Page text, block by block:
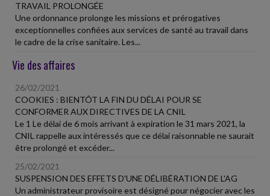
TRAVAIL PROLONGÉE
Une ordonnance prolonge les missions et prérogatives
exceptionnelles confiées aux services de santé au travail dans
le cadre de la crise sanitaire. Les...
Vie des affaires
26/02/2021
COOKIES : BIENTÔT LA FIN DU DÉLAI POUR SE
CONFORMER AUX DIRECTIVES DE LA CNIL
Le 1 Le délai de 6 mois arrivant à expiration le 31 mars 2021, la
CNIL rappelle aux intéressés que ce délai raisonnable ne saurait
être prolongé et excéder...
25/02/2021
SUSPENSION DES EFFETS D'UNE DÉLIBÉRATION DE L'AG
Un administrateur provisoire est désigné pour négocier avec les